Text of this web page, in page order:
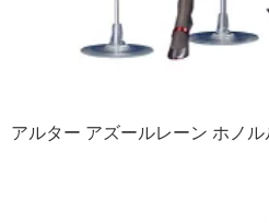
アルター アズールレーン ホノ